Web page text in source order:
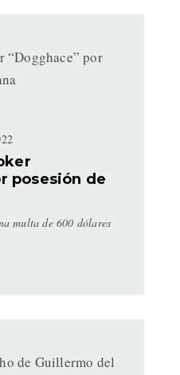
posesión de
multa de 600 dólares